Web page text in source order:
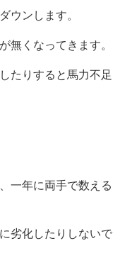
ウンします。
無くなってきます。
たりすると馬力不足
一年に両手で数える
劣化したりしないで